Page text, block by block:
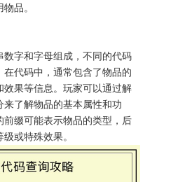
品。
数字和字母组成，不同的代码
在代码中，通常包含了物品的
效果等信息。玩家可以通过解
来了解物品的基本属性和功
前缀可能表示物品的类型，后
或特殊效果。